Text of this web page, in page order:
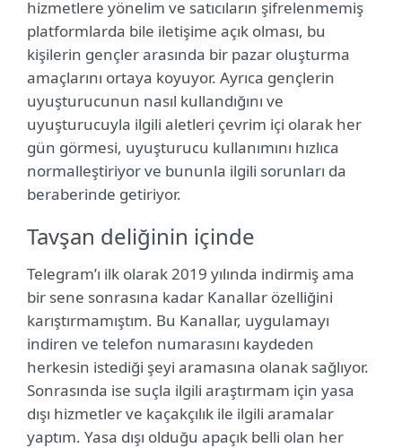
hizmetlere yönelim ve satıcıların şifrelenmemiş
platformlarda bile iletişime açık olması, bu
kişilerin gençler arasında bir pazar oluşturma
amaçlarını ortaya koyuyor. Ayrıca gençlerin
uyuşturucunun nasıl kullandığını ve
uyuşturucuyla ilgili aletleri çevrim içi olarak her
gün görmesi, uyuşturucu kullanımını hızlıca
normalleştiriyor ve bununla ilgili sorunları da
beraberinde getiriyor.
Tavşan deliğinin içinde
Telegram’ı ilk olarak 2019 yılında indirmiş ama
bir sene sonrasına kadar Kanallar özelliğini
karıştırmamıştım. Bu Kanallar, uygulamayı
indiren ve telefon numarasını kaydeden
herkesin istediği şeyi aramasına olanak sağlıyor.
Sonrasında ise suçla ilgili araştırmam için yasa
dışı hizmetler ve kaçakçılık ile ilgili aramalar
yaptım. Yasa dışı olduğu apaçık belli olan her